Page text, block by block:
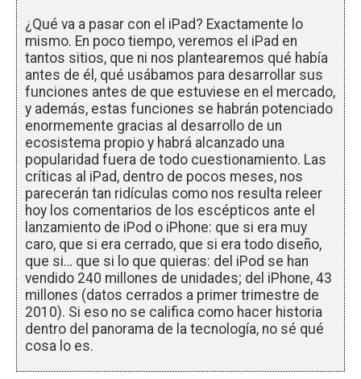
¿Qué va a pasar con el iPad? Exactamente lo
mismo. En poco tiempo, veremos el iPad en
tantos sitios, que ni nos plantearemos qué había
antes de él, qué usábamos para desarrollar sus
funciones antes de que estuviese en el mercado,
y además, estas funciones se habrán potenciado
enormemente gracias al desarrollo de un
ecosistema propio y habrá alcanzado una
popularidad fuera de todo cuestionamiento. Las
críticas al iPad, dentro de pocos meses, nos
parecerán tan ridículas como nos resulta releer
hoy los comentarios de los escépticos ante el
lanzamiento de iPod o iPhone: que si era muy
caro, que si era cerrado, que si era todo diseño,
que si… que si lo que quieras: del iPod se han
vendido 240 millones de unidades; del iPhone, 43
millones (datos cerrados a primer trimestre de
2010). Si eso no se califica como hacer historia
dentro del panorama de la tecnología, no sé qué
cosa lo es.